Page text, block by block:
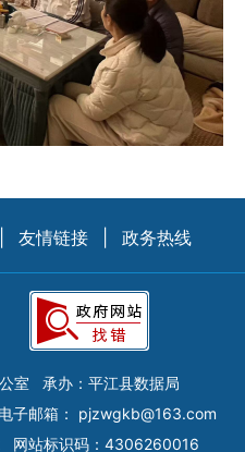
友情链接 政务热线
室
承办：平江县数据局
电子邮箱： pjzwgkb@163.com
网站标识码：4306260016